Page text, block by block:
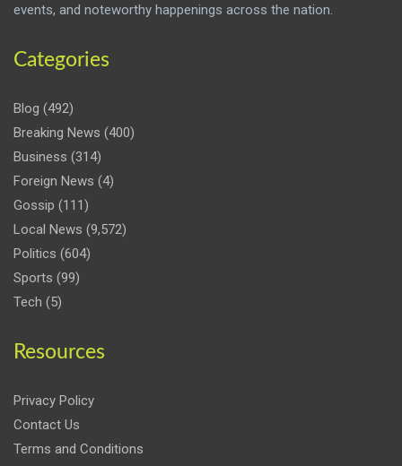
events, and noteworthy happenings across the nation.
Categories
Blog (492)
Breaking News (400)
Business (314)
Foreign News (4)
Gossip (111)
Local News (9,572)
Politics (604)
Sports (99)
Tech (5)
Resources
Privacy Policy
Contact Us
Terms and Conditions